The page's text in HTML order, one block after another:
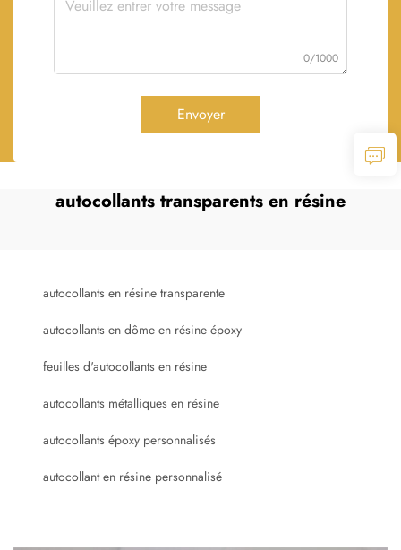
0/1000
Envoyer
autocollants transparents en résine
autocollants en résine transparente
autocollants en dôme en résine époxy
feuilles d'autocollants en résine
autocollants métalliques en résine
autocollants époxy personnalisés
autocollant en résine personnalisé